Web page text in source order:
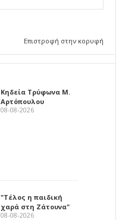
Επιστροφή στην κορυφή
Κηδεία Τρύφωνα Μ.
Αρτόπουλου
08-08-2026
"Τέλος η παιδική
χαρά στη Ζάτουνα"
08-08-2026